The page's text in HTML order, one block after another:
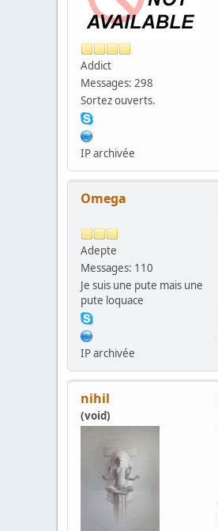
Addict
Messages: 298
Sortez ouverts.
IP archivée
Omega
Adepte
Messages: 110
Je suis une pute mais une
pute loquace
IP archivée
nihil
(void)